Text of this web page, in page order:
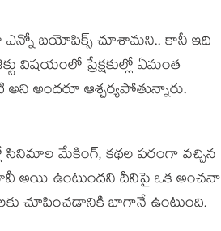
ఎన్నో బయోపిక్స్ చూశామని.. కానీ ఇది
విషయంలో ప్రేక్షకుల్లో ఏమంత
అందరూ ఆశ్చర్యపోతున్నారు.
సినిమాల మేకింగ్, కథల పరంగా వచ్చిన
అయి ఉంటుందని దీనిపై ఒక అంచనా
చూపించడానికి బాగానే ఉంటుంది.